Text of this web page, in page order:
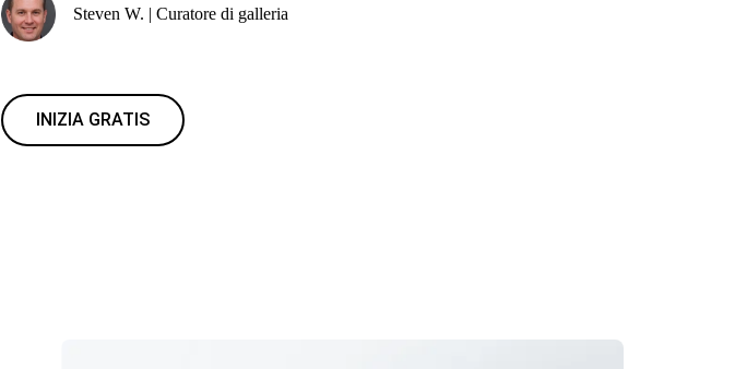
Steven W. | Curatore di galleria
INIZIA GRATIS